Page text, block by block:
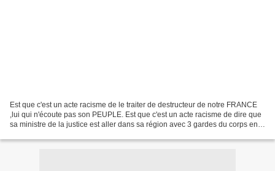
Est que c'est un acte racisme de le traiter de destructeur de notre FRANCE
,lui qui n'écoute pas son PEUPLE. Est que c'est un acte racisme de dire que
sa ministre de la justice est aller dans sa région avec 3 gardes du corps en